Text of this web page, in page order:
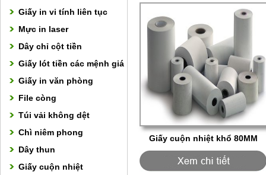
Giấy in vi tính liên tục
Mực in laser
Dây chỉ cột tiền
Giấy lót tiền các mệnh giá
Giấy in văn phòng
File còng
Túi vải không dệt
Chì niêm phong
Dây thun
Giấy cuộn nhiệt
Giấy cuộn nhiệt khổ 80MM